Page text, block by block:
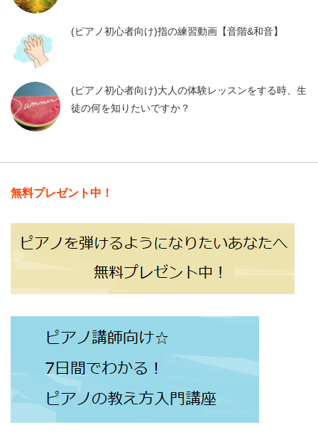
(ピアノ初心者向け)指の練習動画【音階&和音】
(ピアノ初心者向け)大人の体験レッスンをする時、生
徒の何を知りたいですか？
無料プレゼント中！